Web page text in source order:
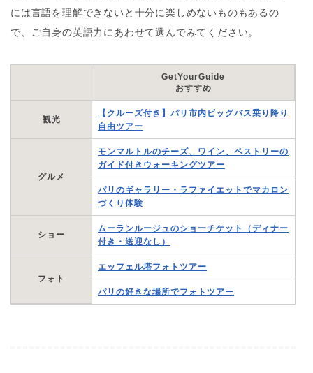
には言語を理解できないと十分に楽しめないものもあるの
で、ご自身の英語力にあわせて選んでみてください。
GetYourGuide
おすすめ
観光
【クルーズ付き】パリ市内ビッグバス乗り降り
自由ツアー
グルメ
モンマルトルのチーズ、ワイン、ペストリーの
ガイド付きウォーキングツアー
パリのギャラリー・ラファイエットでマカロン
づくり体験
ショー
ムーランルージュのショーチケット（ディナー
付き・送迎なし）
フォト
エッフェル塔フォトツアー
パリの好きな場所でフォトツアー